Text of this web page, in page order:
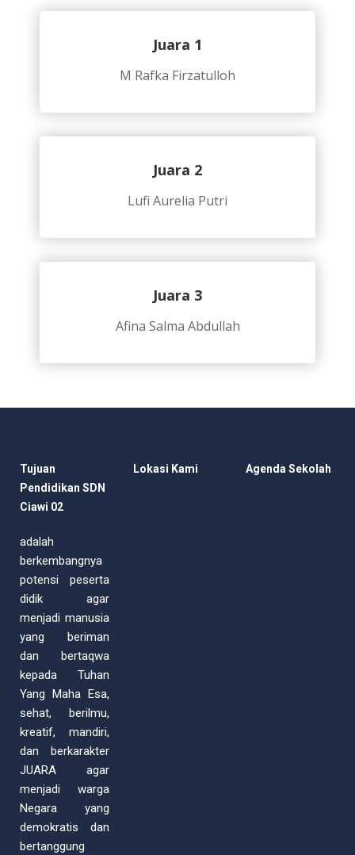
Juara 1
M Rafka Firzatulloh
Juara 2
Lufi Aurelia Putri
Juara 3
Afina Salma Abdullah
Tujuan
Pendidikan SDN
Ciawi 02
adalah
berkembangnya
potensi peserta
didik agar
menjadi manusia
yang beriman
dan bertaqwa
kepada Tuhan
Yang Maha Esa,
sehat, berilmu,
kreatif, mandiri,
dan berkarakter
JUARA agar
menjadi warga
Negara yang
demokratis dan
bertanggung
Lokasi Kami Agenda Sekolah